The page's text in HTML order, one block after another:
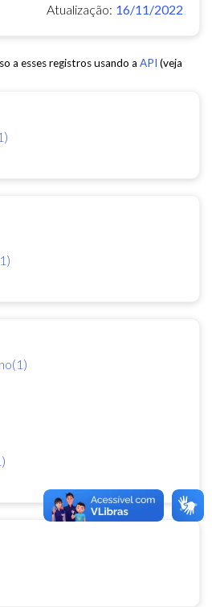
Atualização: 16/11/2022
a esses registros usando a API (veja